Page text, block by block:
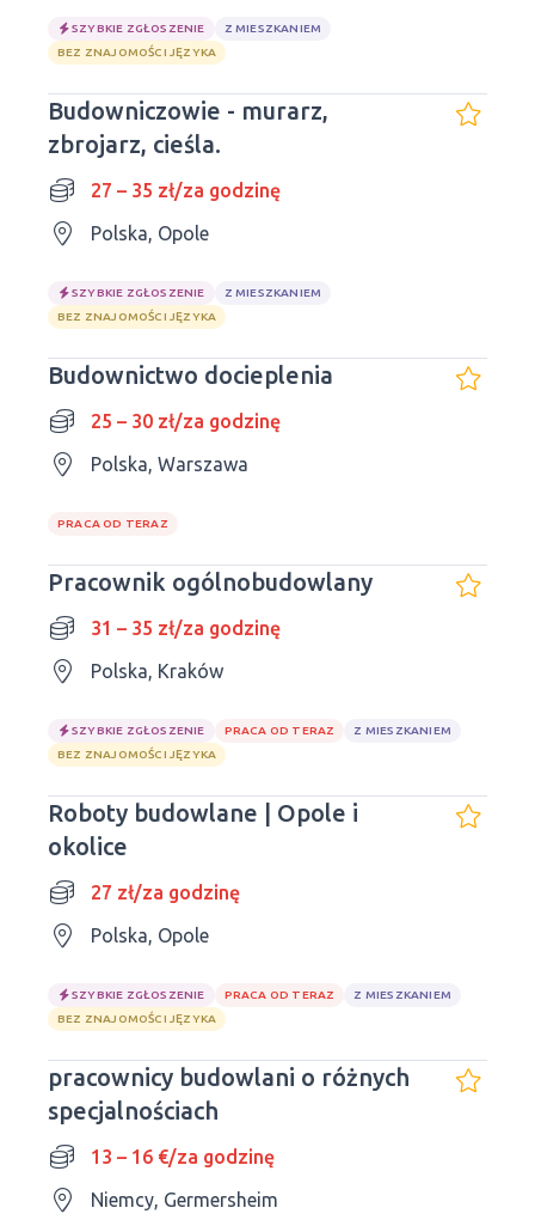
SZYBKIE ZGŁOSZENIE
Z MIESZKANIEM
BEZ ZNAJOMOŚCI JĘZYKA
Budowniczowie - murarz,
zbrojarz, cieśla.
27 – 35 zł/za godzinę
Polska, Opole
SZYBKIE ZGŁOSZENIE
Z MIESZKANIEM
BEZ ZNAJOMOŚCI JĘZYKA
Budownictwo docieplenia
25 – 30 zł/za godzinę
Polska, Warszawa
PRACA OD TERAZ
Pracownik ogólnobudowlany
31 – 35 zł/za godzinę
Polska, Kraków
SZYBKIE ZGŁOSZENIE PRACA OD TERAZ
Z MIESZKANIEM
BEZ ZNAJOMOŚCI JĘZYKA
Roboty budowlane | Opole i
okolice
27 zł/za godzinę
Polska, Opole
SZYBKIE ZGŁOSZENIE PRACA OD TERAZ
Z MIESZKANIEM
BEZ ZNAJOMOŚCI JĘZYKA
pracownicy budowlani o różnych
specjalnościach
13 – 16 €/za godzinę
Niemcy, Germersheim